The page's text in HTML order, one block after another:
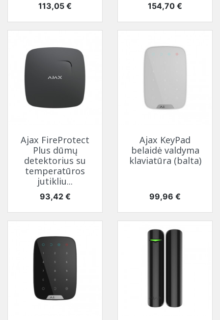
Kaina
113,05 € Kaina
154,70 €
Ajax FireProtect
Plus dūmų
detektorius su
temperatūros
jutikliu...
Kaina
93,42 €
Ajax KeyPad
belaidė valdyma
klaviatūra (balta)
Kaina
99,96 €